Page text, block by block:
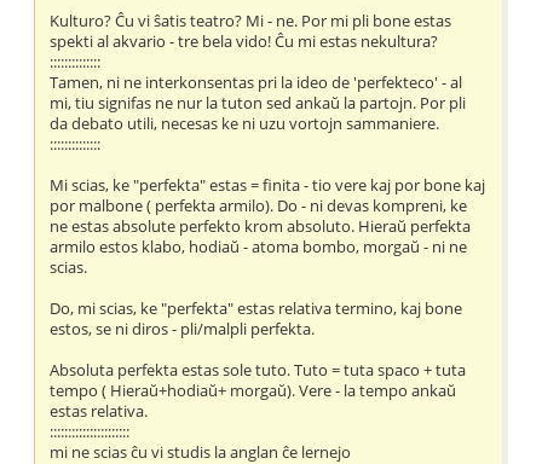
Kulturo? Ĉu vi ŝatis teatro? Mi - ne. Por mi pli bone estas
spekti al akvario - tre bela vido! Ĉu mi estas nekultura?
::::::::::::::
Tamen, ni ne interkonsentas pri la ideo de 'perfekteco' - al
mi, tiu signifas ne nur la tuton sed ankaŭ la partojn. Por pli
da debato utili, necesas ke ni uzu vortojn sammaniere.
::::::::::::::
Mi scias, ke "perfekta" estas = finita - tio vere kaj por bone kaj
por malbone ( perfekta armilo). Do - ni devas kompreni, ke
ne estas absolute perfekto krom absoluto. Hieraŭ perfekta
armilo estos klabo, hodiaŭ - atoma bombo, morgaŭ - ni ne
scias.
Do, mi scias, ke "perfekta" estas relativa termino, kaj bone
estos, se ni diros - pli/malpli perfekta.
Absoluta perfekta estas sole tuto. Tuto = tuta spaco + tuta
tempo ( Hieraŭ+hodiaŭ+ morgaŭ). Vere - la tempo ankaŭ
estas relativa.
::::::::::::::::::::::
mi ne scias ĉu vi studis la anglan ĉe lernejo